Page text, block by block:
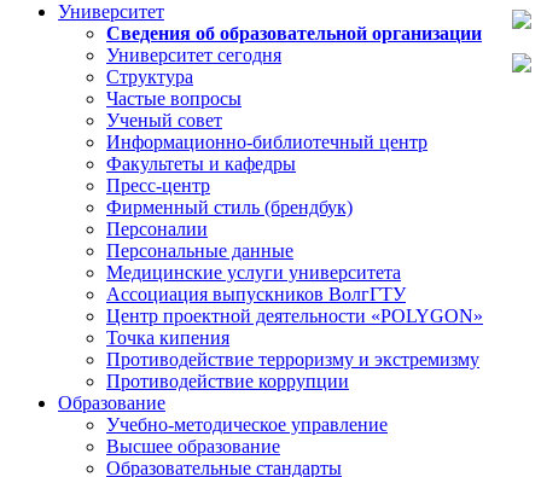
Университет
Сведения об образовательной организации
Университет сегодня
Структура
Частые вопросы
Ученый совет
Информационно-библиотечный центр
Факультеты и кафедры
Пресс-центр
Фирменный стиль (брендбук)
Персоналии
Персональные данные
Медицинские услуги университета
Ассоциация выпускников ВолгГТУ
Центр проектной деятельности «POLYGON»
Точка кипения
Противодействие терроризму и экстремизму
Противодействие коррупции
Образование
Учебно-методическое управление
Высшее образование
Образовательные стандарты